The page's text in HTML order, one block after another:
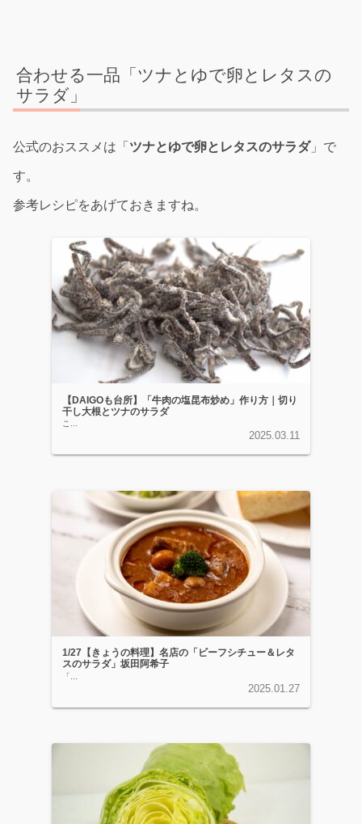
合わせる一品「ツナとゆで卵とレタスの
サラダ」
公式のおススメは「 ツナとゆで卵とレタスのサラダ」で
す。
参考レシピをあげておきますね。
【DAIGOも台所】「牛肉の塩昆布炒め」作り方｜切り
干し大根とツナのサラダ
こ...
2025.03.11
1/27【きょうの料理】名店の「ビーフシチュー＆レタ
スのサラダ」坂田阿希子
「...
2025.01.27